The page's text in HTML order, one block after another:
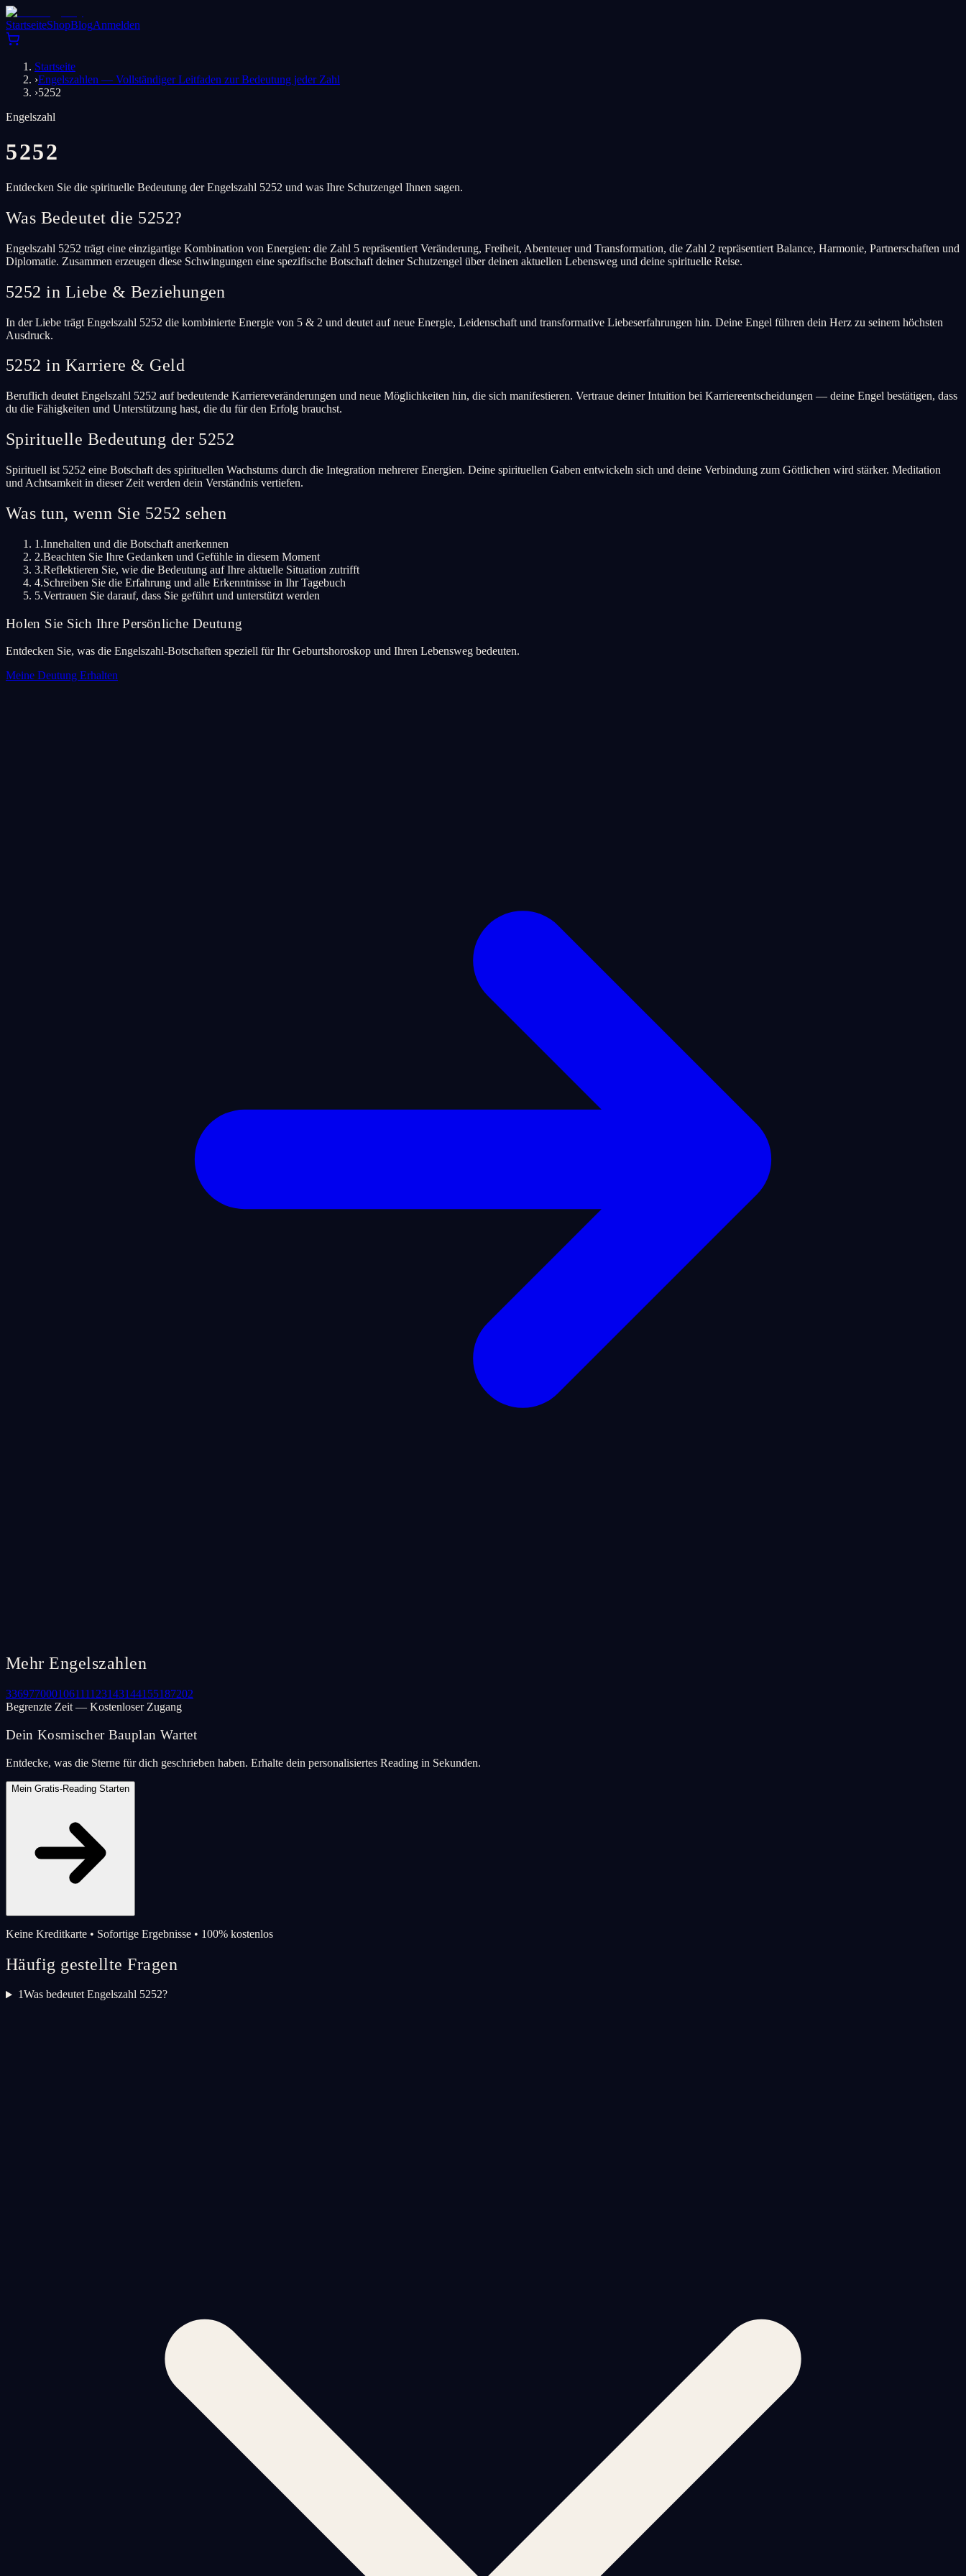
StartseiteShopBlogAnmelden
Startseite
›Engelszahlen — Vollständiger Leitfaden zur Bedeutung jeder Zahl
›5252
Engelszahl
5252
Entdecken Sie die spirituelle Bedeutung der Engelszahl 5252 und was Ihre Schutzengel Ihnen sagen.
Was Bedeutet die 5252?
Engelszahl 5252 trägt eine einzigartige Kombination von Energien: die Zahl 5 repräsentiert Veränderung, Freiheit, Abenteuer und Transformation, die Zahl 2 repräsentiert Balance, Harmonie, Partnerschaften und
Diplomatie. Zusammen erzeugen diese Schwingungen eine spezifische Botschaft deiner Schutzengel über deinen aktuellen Lebensweg und deine spirituelle Reise.
5252 in Liebe & Beziehungen
In der Liebe trägt Engelszahl 5252 die kombinierte Energie von 5 & 2 und deutet auf neue Energie, Leidenschaft und transformative Liebeserfahrungen hin. Deine Engel führen dein Herz zu seinem höchsten
Ausdruck.
5252 in Karriere & Geld
Beruflich deutet Engelszahl 5252 auf bedeutende Karriereveränderungen und neue Möglichkeiten hin, die sich manifestieren. Vertraue deiner Intuition bei Karriereentscheidungen — deine Engel bestätigen, dass
du die Fähigkeiten und Unterstützung hast, die du für den Erfolg brauchst.
Spirituelle Bedeutung der 5252
Spirituell ist 5252 eine Botschaft des spirituellen Wachstums durch die Integration mehrerer Energien. Deine spirituellen Gaben entwickeln sich und deine Verbindung zum Göttlichen wird stärker. Meditation
und Achtsamkeit in dieser Zeit werden dein Verständnis vertiefen.
Was tun, wenn Sie 5252 sehen
1.Innehalten und die Botschaft anerkennen
2.Beachten Sie Ihre Gedanken und Gefühle in diesem Moment
3.Reflektieren Sie, wie die Bedeutung auf Ihre aktuelle Situation zutrifft
4.Schreiben Sie die Erfahrung und alle Erkenntnisse in Ihr Tagebuch
5.Vertrauen Sie darauf, dass Sie geführt und unterstützt werden
Holen Sie Sich Ihre Persönliche Deutung
Entdecken Sie, was die Engelszahl-Botschaften speziell für Ihr Geburtshoroskop und Ihren Lebensweg bedeuten.
Meine Deutung Erhalten
Mehr Engelszahlen
336977000106111123143144155187202
Begrenzte Zeit — Kostenloser Zugang
Dein Kosmischer Bauplan Wartet
Entdecke, was die Sterne für dich geschrieben haben. Erhalte dein personalisiertes Reading in Sekunden.
Mein Gratis-Reading Starten
Keine Kreditkarte • Sofortige Ergebnisse • 100% kostenlos
Häufig gestellte Fragen
1Was bedeutet Engelszahl 5252?